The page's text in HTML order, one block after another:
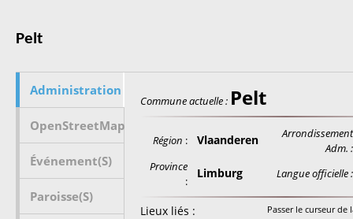
Pelt
Administration
OpenStreetMap
Événement(s)
Paroisse(s)
Commune actuelle : Pelt
Région : Vlaanderen
Arrondissement
Adm. :
Province
:
Limburg Langue officielle :
Lieux liés : Passer le curseur